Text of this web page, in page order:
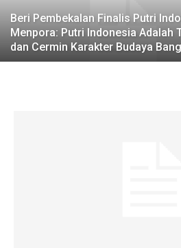
Beri Pembekalan Finalis Putri
Menpora: Putri Indonesia Adalah
dan Cermin Karakter Budaya